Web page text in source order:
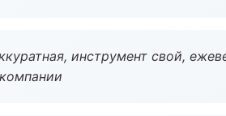
инструмент свой,